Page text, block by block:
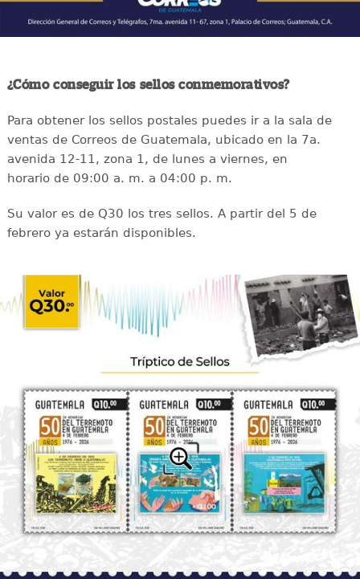
¿Cómo conseguir los sellos conmemorativos?
Para obtener los sellos postales puedes ir a la sala de
ventas de Correos de Guatemala, ubicado en la 7a.
avenida 12-11, zona 1, de lunes a viernes, en
horario de 09:00 a. m. a 04:00 p. m.
Su valor es de Q30 los tres sellos. A partir del 5 de
febrero ya estarán disponibles.